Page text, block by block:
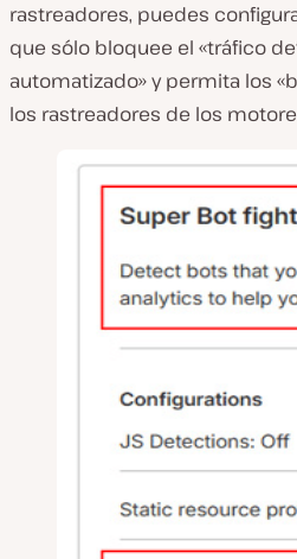
rastreadores, puedes
que sólo bloquee el «tráfico
automatizado» y permita los
los rastreadores de los